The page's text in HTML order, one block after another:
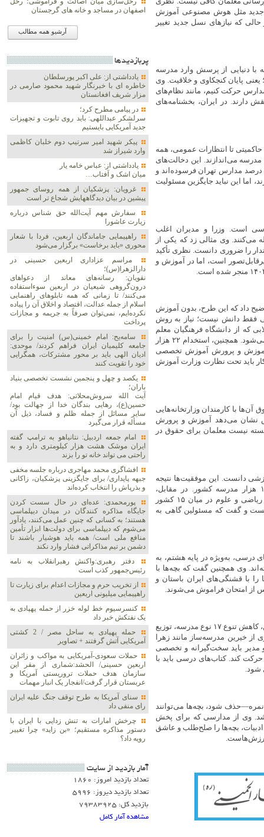
جدید مثل هوش مصنوعی آموزش
۳۰ سال خدمت می‌کند، در حالی که نیازهای نسل جدید تغییر
دنیایی از پرسش وارد مدرسه
پایان کنجکاوی و خلاقیت. وی
حرکت کنیم، مانند نظام‌های
دارند. در ایران، بخشنامه‌های
تا انتظارات عمومی، همه
می‌اندازند. این دخالت‌های
حداکثری با حمایت حداقلی همراه است. بودجه آموزش کافی نیست، ۳۰ درصد مدارس تهران فرسوده‌اند و
این نباید جایگزین مسئولیت
است. وزرا و مدیران اغلب
وی مثالی زد که یکی از
این اقتدار را ضروری دانست. نظری تأکید
است، اما در آموزش و
توضیح داد که این طرح، بدون آموزش
فقط دانش نیست؛ نیاز به روش
که از دانشگاه فرهنگیان معلم
شده‌اند، موفق‌اند، اما ورود بدون آمادگی باعث دلزدگی و حتی تمسخر می‌شود. همچنین، استخدام ۲۲ هزار
که حدود ۵۰ درصد نیروهای آموزش و پرورش آموزش تخصصی
باید تحت نظارت وزارت آموزش
با کارمندان وزارتخانه‌هایی
نشان می‌دهد آموزش و پرورش
نیست معلمان برای حقوق در
دانست. این موفقیت‌ها نتیجه
تلاش فردی دانش‌آموزان خاص از ۷۰۰ مدرسه سمپاد است، نه ۱۱۰ هزار مدرسه کشور. در مقابل،
آزمون‌های تیمز و پرلز نشان می‌دهند ایران در سواد خواندن، نوشتن، ریاضی و علوم در میان ۱۵ کشور
و گفت که مسئولین گاهی به
درسی، به‌ویژه در پایه هشتم، به
وی همچنین گفت که بچه‌ها با
را با قشنگی‌های ایران باستان و
از امتحان فراموش می‌شوند.
نظری راهکارهای فوری را استفاده از عشق ایرانیان داخل و خارج به وطن، کاهش تنوع ۱۷ نوع مدرسه، توزیع
خیرین مدرسه‌ساز مانند زهرا
مدیر باید سخت‌گیرانه و تخصصی
کند. کتاب‌های درسی باید با
شود، بچه‌ها می‌توانند
وی از مدارسی که برای پخش
بچه‌ها را صلح‌طلب و عاشق
اصفهان در مساجد و خانه های گرجستان
آرشیو همه مطالب
پربازديدها
یادداشتی از: علی اکبر پورسلطان
خاطره ای با خبرنگار شهید محمود صارمی در
مزار شریف افغانستان
در پیامی مطرح کرد؛
سرلشکر عبداللهی: باید روی تابوت و تجهیزات
جدید آمریکایی بایستیم
پیکر شهید امیر سرتیپ دوم خلبان کاظمی
وارد شیراز شد
یادداشتی از: عباس خامه یار
میان اشک و آفتاب…
غرویان: پزشکیان از همه روسای جمهور
پیشین در بیان دیدگاههایش شجاع تر است
سفارش مهم آیت‌الله حق شناس درباره
زیارت عاشورا
راهپیمایی جاماندگان اربعین، فردا با شعار
محوری «باید برخاست» برگزار می‌شود
مراسم عزاداری اربعین حسینی در
دارالزهرا(س)؛
نقویان: رسانه‌های معاند از دعواهای
درون‌گروهی شیعیان در اربعین سوءاستفاده
می‌کنند/ تا زمانی که همه تابلوهای راهنمایی
اسلام از جمله عدالت، اقتصاد و اخلاق آن را پیاده
نکرده‌ایم، نمی‌توان صرفاً به جریمه و مجازات
پرداخت
سامه‌یح: امام خمینی(س) امنیت را برای
جامعه کلیمیان ایران فراهم کردند/ موحدی:
ادیان الهی باید بر محور مشترکات، همگرایی
خود را تقویت کنند
یکصد و چهل و پنجمین نشست تخصصی بنیاد
باران؛
آیت الله سروش‌محلاتی: هدف قیام امام
حسین(ع)، رهایی بندگان خدا از جهالت بود/
سایر مسائل از جمله ظلم و فساد، ذیل آن
مسأله قرار می‌گیرد
امام جمعه اردبیل: نتانیاهو به ترامپ گفته
ایران موشک هشت هزار کیلومتری دارد و به
راحتی می تواند خانه تو را بزند
افشاگری محمد مهاجری درباره جلسه مخفی
جبهه پایداری/ برای جایگزینی پزشکیان، زاکانی
و بذرپاش را انتخاب کرده‌اند
پورمحمدی: عده‌ای در حال سست کردن
جایگاه مذاکره کنندگان در میدان دیپلماسی
هستند؛ به کسانی که چنین عمل می‌کنند، یادآور
می‌شوم که دیپلماسی برای دولت‌ها ابزار تأمین
منافع ملی است/ همه باید هوشیار باشند تا
دشمن بر تیم مذاکراتی فشار وارد نکند
دفتر رهبری:واکنش رهبرانقلاب به نامه
رئیس‌جمهور کذب است
از تخریب حرم و مجازات اعدام برای زیارت تا
راهپیمایی میلیونی اربعین
کنسرسیوم خط لوله خزر از حمله پهپادی به
یک نفتکش خبر داد
حمله پهپادی به ساحل مصر / 2 کشتی
آمریکایی آتش گرفتند + تصاویر
حملات سعودی-آمریکایی به مواکب و زائران
اربعین حسینی/ الحشد:شماری از مقر این
سازمان هدف حملات تروریستی آمریکا و
عربستان قرار گرفت/انفجار یک انبار مهمات
سنای آمریکا به طرح توقف جنگ علیه ایران
رای منفی داد
چرخش امارات به تنش زدایی با ایران با
دستور مذاکره مستقیم؛ «بن زاید» چرا تغییر
رویه داد؟
آمار بازديد از سايت
تعداد بازدید امروز: 1860
تعداد بازدید دیروز: 5996
بازدید کل: 79383925
مشاهده آمار کامل